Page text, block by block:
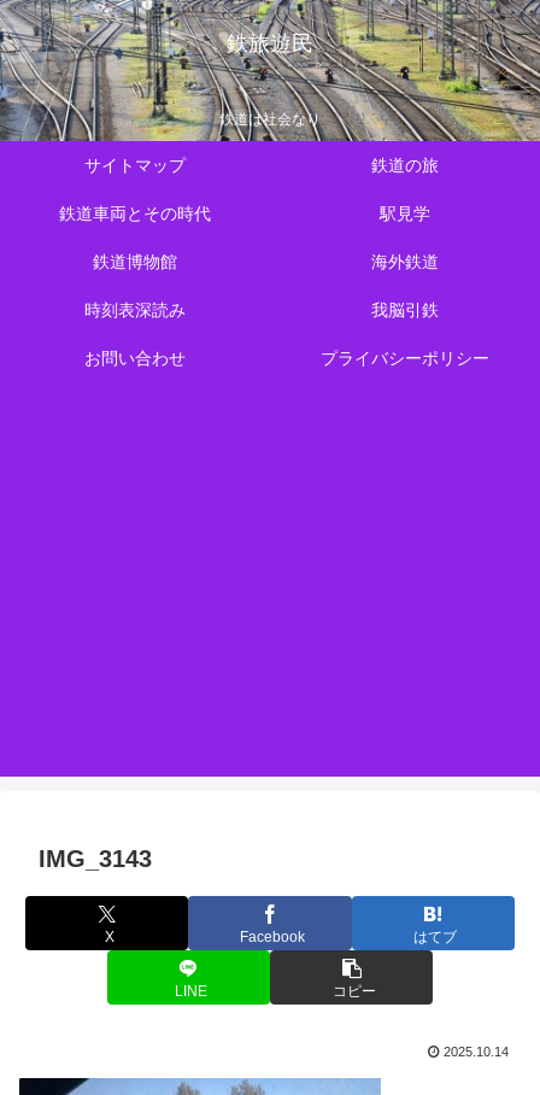
鉄旅遊民
鉄道は社会なり
サイトマップ 鉄道の旅
鉄道車両とその時代 駅見学
鉄道博物館 海外鉄道
時刻表深読み 我脳引鉄
お問い合わせ プライバシーポリシー
IMG_3143
X Facebook はてブ
LINE コピー
2025.10.14